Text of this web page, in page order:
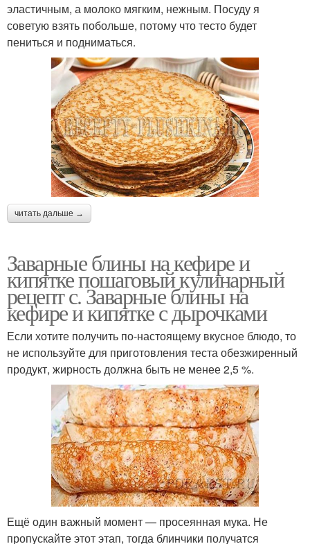
эластичным, а молоко мягким, нежным. Посуду я
советую взять побольше, потому что тесто будет
пениться и подниматься.
читать дальше →
Заварные блины на кефире и
кипятке пошаговый кулинарный
рецепт с. Заварные блины на
кефире и кипятке с дырочками
Если хотите получить по-настоящему вкусное блюдо, то
не используйте для приготовления теста обезжиренный
продукт, жирность должна быть не менее 2,5 %.
Ещё один важный момент — просеянная мука. Не
пропускайте этот этап, тогда блинчики получатся